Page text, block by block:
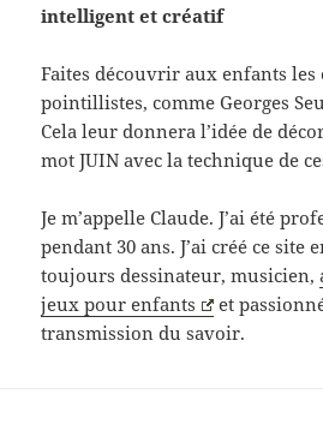
intelligent et créatif
Faites découvrir aux enfants
pointillistes, comme Georges
Cela leur donnera l’idée de
mot JUIN avec la technique de
Je m’appelle Claude. J’ai été
pendant 30 ans. J’ai créé ce site
toujours dessinateur, musicien,
jeux pour enfants
et
transmission du savoir.